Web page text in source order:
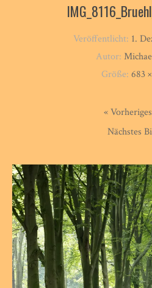
Veröffentlicht: 1.
Autor:
Größe: 683
«
Nächstes